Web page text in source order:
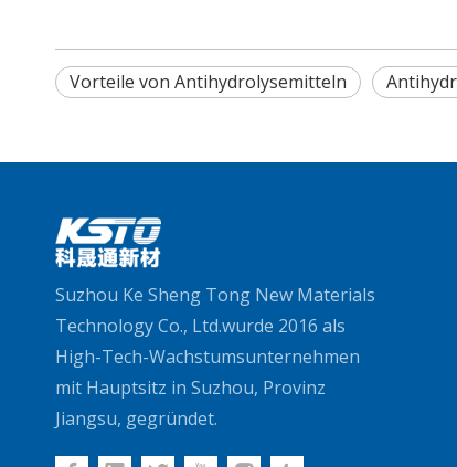
Vorteile von Antihydrolysemitteln
Suzhou Ke Sheng Tong New Materials
Technology Co., Ltd.wurde 2016 als
High-Tech-Wachstumsunternehmen
mit Hauptsitz in Suzhou, Provinz
Jiangsu, gegründet.